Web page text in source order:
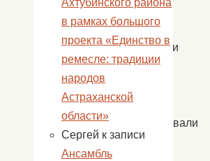
и
умения.
Участники
мастер-
активно
использовали
всю
Ахтубинского района
в рамках большого
проекта «Единство в
ремесле: традиции
народов
Астраханской
области»
Сергей к записи
Ансамбль